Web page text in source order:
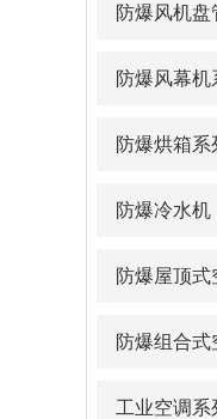
防爆风机盘
防爆风幕机
防爆烘箱系
防爆屋顶式
防爆组合式
工业空调系